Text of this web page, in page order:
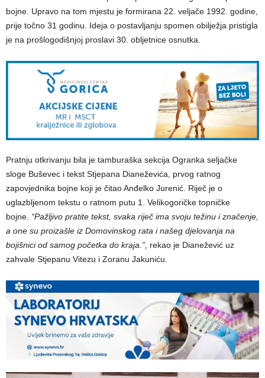
bojne. Upravo na tom mjestu je formirana 22. veljače 1992. godine,
prije točno 31 godinu. Ideja o postavljanju spomen obilježja pristigla
je na prošlogodišnjoj proslavi 30. obljetnice osnutka.
Pratnju otkrivanju bila je tamburaška sekcija Ogranka seljačke
sloge Buševec i tekst Stjepana Dianeževića, prvog ratnog
zapovjednika bojne koji je čitao Anđelko Jurenić. Riječ je o
uglazbljenom tekstu o ratnom putu 1. Velikogoričke topničke
bojne. “Pažljivo pratite tekst, svaka riječ ima svoju težinu i značenje,
a one su proizašle iz Domovinskog rata i našeg djelovanja na
bojišnici od samog početka do kraja.”, rekao je Dianežević uz
zahvale Stjepanu Vitezu i Zoranu Jakuniću.